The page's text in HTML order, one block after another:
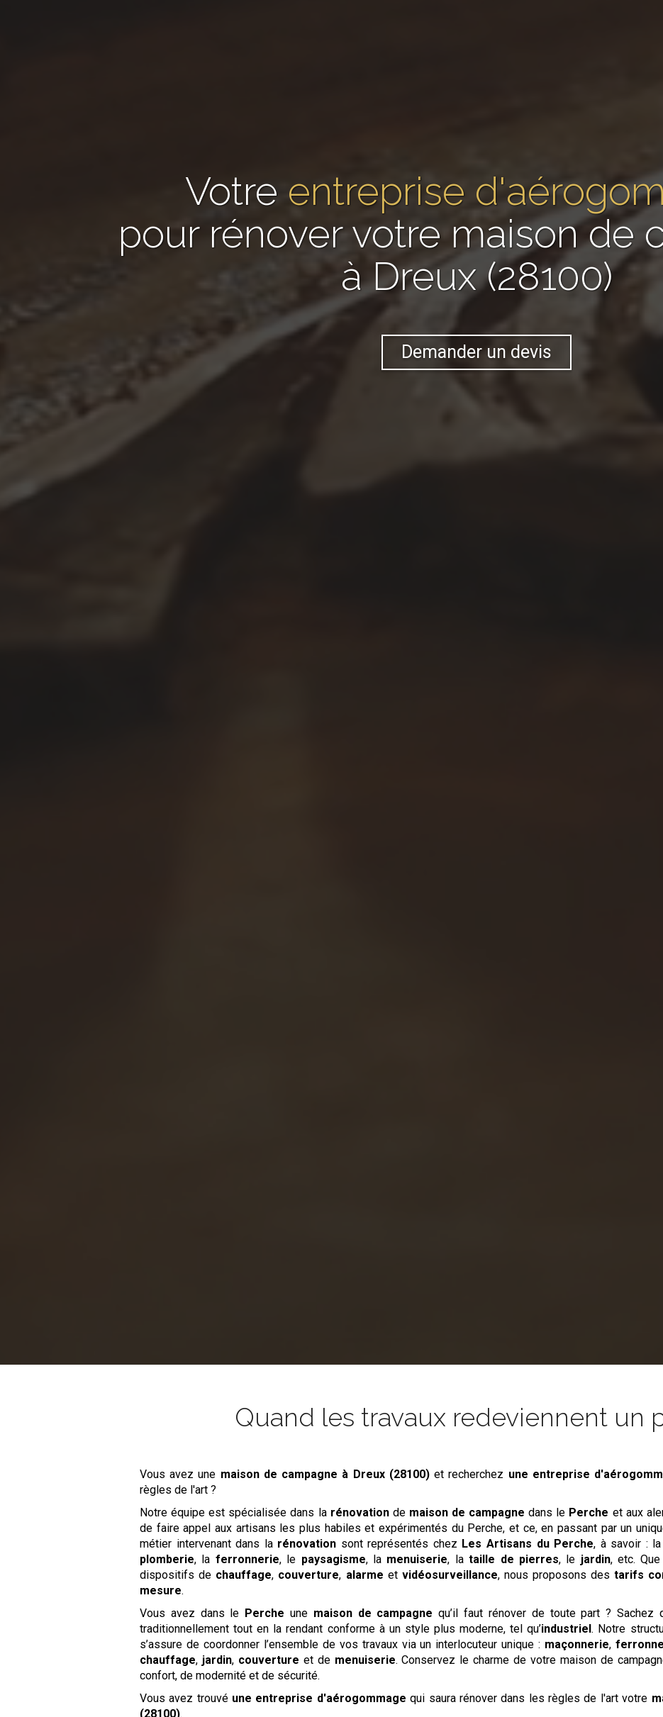
Votre entreprise
pour rénover votre maison de
à Dreux (28100)
Demander un devis
Quand les travaux redeviennent un
Vous avez une maison de campagne à Dreux (28100) et recherchez une entreprise
règles de l'art ?
Notre équipe est spécialisée dans la rénovationde maison de campagnedans le Perche et aux
de faire appel aux artisans les plus habiles et expérimentés du Perche, et ce, en passant par un
métier intervenant dans la rénovation sont représentés chez Les Artisans du Perche, à savoir : la
plomberie, la ferronnerie, le paysagisme, la menuiserie, lataille de pierres, le jardin, etc.
dispositifs de chauffage, couverture, alarme et vidéosurveillance, nous proposons destarifs
mesure.
Vous avez dans le Perche une maison de campagne qu’il faut rénover de toute part ? Sachez
traditionnellement tout en la rendant conforme à un style plus moderne, tel qu’industriel. Notre
s’assure de coordonner l’ensemble de vos travaux via un interlocuteur unique : maçonnerie,
chauffage, jardin, couverture et de menuiserie. Conservez le charme de votre maison de
confort, de modernité et de sécurité.
Vous avez trouvé une entreprise d'aérogommage qui saura rénover dans les règles de l'art votre
(28100).